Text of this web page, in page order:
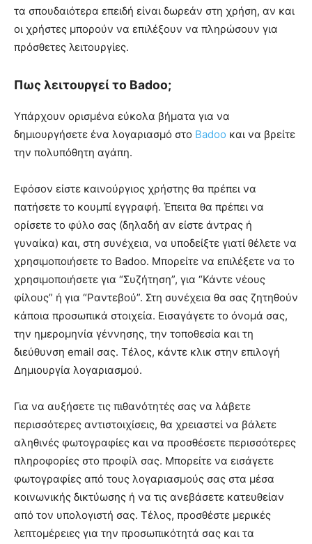
τα σπουδαιότερα επειδή είναι δωρεάν στη χρήση, αν και
οι χρήστες μπορούν να επιλέξουν να πληρώσουν για
πρόσθετες λειτουργίες.
Πως λειτουργεί το Badoo;
Υπάρχουν ορισμένα εύκολα βήματα για να
δημιουργήσετε ένα λογαριασμό στο Badoo και να βρείτε
την πολυπόθητη αγάπη.
Εφόσον είστε καινούργιος χρήστης θα πρέπει να
πατήσετε το κουμπί εγγραφή. Έπειτα θα πρέπει να
ορίσετε το φύλο σας (δηλαδή αν είστε άντρας ή
γυναίκα) και, στη συνέχεια, να υποδείξτε γιατί θέλετε να
χρησιμοποιήσετε το Badoo. Μπορείτε να επιλέξετε να το
χρησιμοποιήσετε για “Συζήτηση”, για “Κάντε νέους
φίλους” ή για “Ραντεβού”. Στη συνέχεια θα σας ζητηθούν
κάποια προσωπικά στοιχεία. Εισαγάγετε το όνομά σας,
την ημερομηνία γέννησης, την τοποθεσία και τη
διεύθυνση email σας. Τέλος, κάντε κλικ στην επιλογή
Δημιουργία λογαριασμού.
Για να αυξήσετε τις πιθανότητές σας να λάβετε
περισσότερες αντιστοιχίσεις, θα χρειαστεί να βάλετε
αληθινές φωτογραφίες και να προσθέσετε περισσότερες
πληροφορίες στο προφίλ σας. Μπορείτε να εισάγετε
φωτογραφίες από τους λογαριασμούς σας στα μέσα
κοινωνικής δικτύωσης ή να τις ανεβάσετε κατευθείαν
από τον υπολογιστή σας. Τέλος, προσθέστε μερικές
λεπτομέρειες για την προσωπικότητά σας και τα